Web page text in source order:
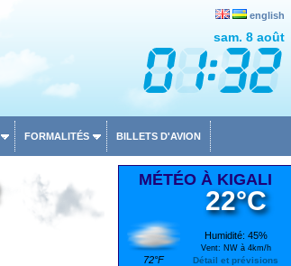
english
sam. 8 août
FORMALITÉS BILLETS D'AVION
MÉTÉO À KIGALI
72°F
22°C
Humidité: 45%
Vent: NW à 4km/h
Détail et prévisions